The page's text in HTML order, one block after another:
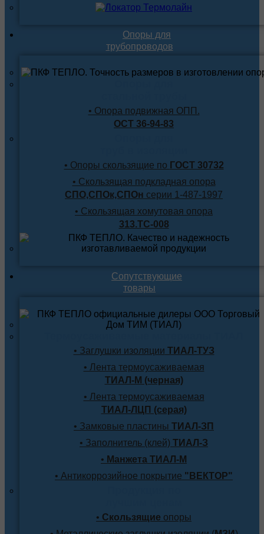
Опоры для
трубопроводов
• Опора подвижная ОПП.
ОСТ 36-94-83
• Опоры скользящие по ГОСТ 30732
• Скользящая подкладная опора
СПО,СПОк,СПОн серии 1-487-1997
• Скользящая хомутовая опора
313.ТС-008
Сопутствующие
товары
• Заглушки изоляции ТИАЛ-ТУЗ
• Лента термоусаживаемая
ТИАЛ-М (черная)
• Лента термоусаживаемая
ТИАЛ-ЛЦП (серая)
• Замковые пластины ТИАЛ-ЗП
• Заполнитель (клей) ТИАЛ-З
• Манжета ТИАЛ-М
• Антикоррозийное покрытие "ВЕКТОР"
• Скользящие опоры